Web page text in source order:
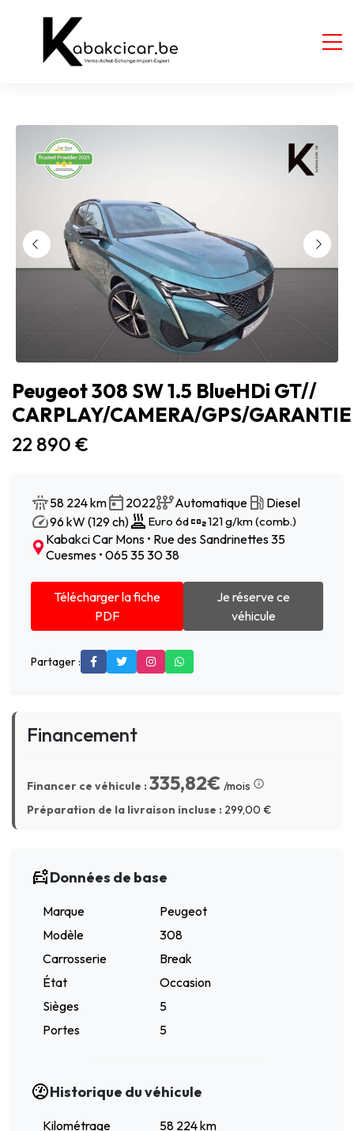
Peugeot 308 SW 1.5 BlueHDi GT//
CARPLAY/CAMERA/GPS/GARANTIE
22 890 €
58 224 km 2022 Automatique
Diesel
96 kW (129 ch)
Euro 6d 121 g/km (comb.)
Kabakci Car Mons • Rue des Sandrinettes 35
Cuesmes • 065 35 30 38
Télécharger la fiche
PDF
Je réserve ce
véhicule
Partager :
Financement
Financer ce véhicule :335,82€ /mois
Préparation de la livraison incluse : 299,00 €
Données de base
Marque
Peugeot
Modèle
308
Carrosserie
Break
État
Occasion
Sièges
5
Portes
5
Historique du véhicule
Kilométrage
58 224 km